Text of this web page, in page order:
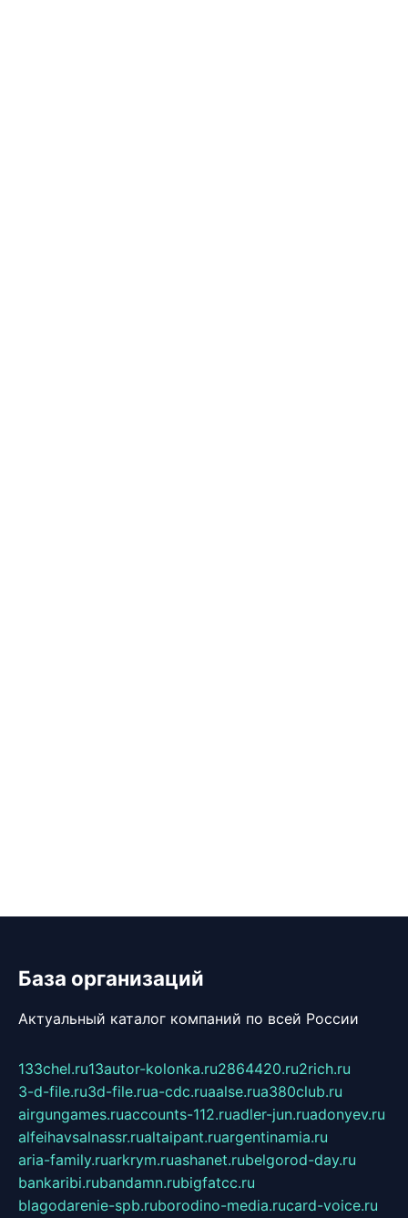
База организаций
Актуальный каталог компаний по всей России
133chel.ru13autor-kolonka.ru2864420.ru2rich.ru
3-d-file.ru3d-file.rua-cdc.ruaalse.rua380club.ru
airgungames.ruaccounts-112.ruadler-jun.ruadonyev.ru
alfeihavsalnassr.rualtaipant.ruargentinamia.ru
aria-family.ruarkrym.ruashanet.rubelgorod-day.ru
bankaribi.rubandamn.rubigfatcc.ru
blagodarenie-spb.ruborodino-media.rucard-voice.ru